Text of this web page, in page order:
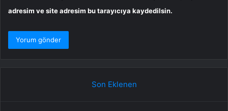
adresim ve site adresim bu tarayıcıya kaydedilsin.
Son Eklenen